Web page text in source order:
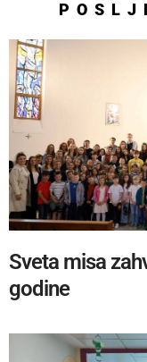
Sveta misa
godine